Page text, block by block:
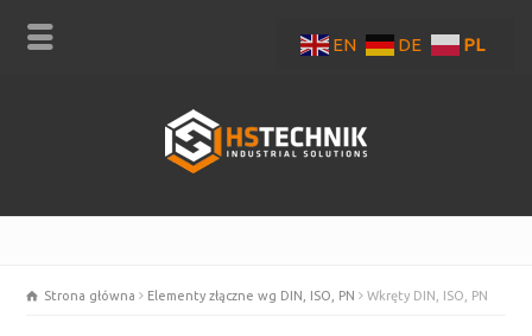
Strona główna Elementy złączne wg DIN, ISO, PN Wkręty DIN, ISO, PN
EN DE PL